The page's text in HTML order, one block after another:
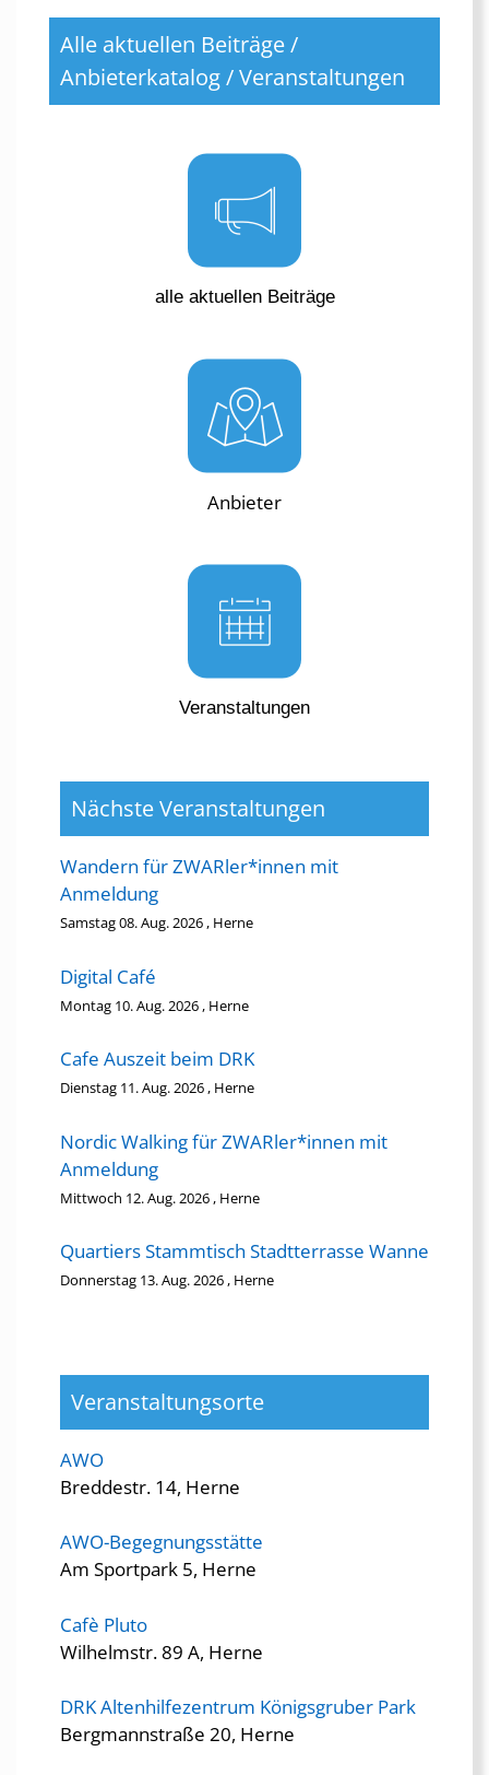
Alle aktuellen Beiträge /
Anbieterkatalog / Veranstaltungen
alle aktuellen Beiträge
Anbieter
Veranstaltungen
Nächste Veranstaltungen
Wandern für ZWARler*innen mit
Anmeldung
Samstag 08. Aug. 2026 , Herne
Digital Café
Montag 10. Aug. 2026 , Herne
Cafe Auszeit beim DRK
Dienstag 11. Aug. 2026 , Herne
Nordic Walking für ZWARler*innen mit
Anmeldung
Mittwoch 12. Aug. 2026 , Herne
Quartiers Stammtisch Stadtterrasse Wanne
Donnerstag 13. Aug. 2026 , Herne
Veranstaltungsorte
AWO
Breddestr. 14, Herne
AWO-Begegnungsstätte
Am Sportpark 5, Herne
Cafè Pluto
Wilhelmstr. 89 A, Herne
DRK Altenhilfezentrum Königsgruber Park
Bergmannstraße 20, Herne